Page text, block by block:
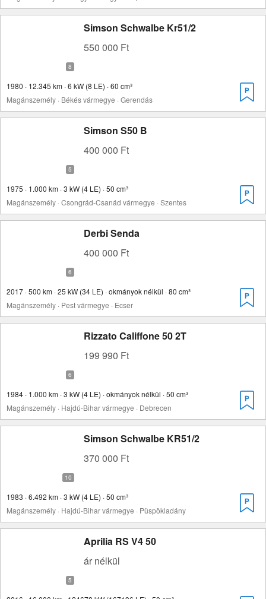
Simson Schwalbe Kr51/2
550 000 Ft
1980 · 12.345 km · 6 kW (8 LE) · 60 cm³
Magánszemély · Békés vármegye · Gerendás
Simson S50 B
400 000 Ft
1975 · 1.000 km · 3 kW (4 LE) · 50 cm³
Magánszemély · Csongrád-Csanád vármegye · Szentes
Derbi Senda
400 000 Ft
2017 · 500 km · 25 kW (34 LE) · okmányok nélkül · 80 cm³
Magánszemély · Pest vármegye · Ecser
Rizzato Califfone 50 2T
199 990 Ft
1984 · 1.000 km · 3 kW (4 LE) · okmányok nélkül · 50 cm³
Magánszemély · Hajdú-Bihar vármegye · Debrecen
Simson Schwalbe KR51/2
370 000 Ft
1983 · 6.492 km · 3 kW (4 LE) · 50 cm³
Magánszemély · Hajdú-Bihar vármegye · Püspökladány
Aprilia RS V4 50
ár nélkül